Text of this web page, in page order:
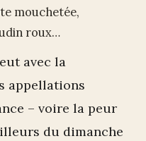
mouchetée,
roux…
avec la
appellations
– voire la peur
du dimanche